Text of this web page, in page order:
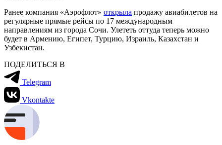
Ранее компания «Аэрофлот» открыла продажу авиабилетов на
регулярные прямые рейсы по 17 международным
направлениям из города Сочи. Улететь оттуда теперь можно
будет в Армению, Египет, Турцию, Израиль, Казахстан и
Узбекистан.
ПОДЕЛИТЬСЯ В
Telegram
Vkontakte